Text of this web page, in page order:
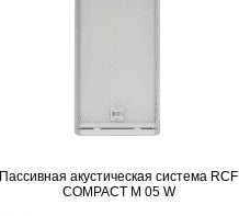
Пассивная акустическая система RCF
COMPACT M 05 W